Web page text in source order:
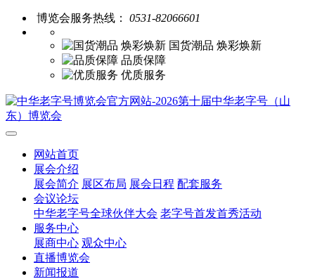
博览会服务热线： 0531-82066601
国货潮品 焕彩焕新
品质保障
优质服务
网站首页
展会介绍
展会简介 展区布局 展会日程 配套服务
会议论坛
中华老字号全球伙伴大会 老字号首发首秀活动
服务中心
展商中心 观众中心
直播博览会
新闻报道